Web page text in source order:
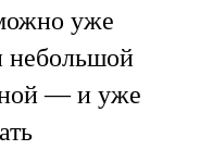
уже
небольшой
— и уже